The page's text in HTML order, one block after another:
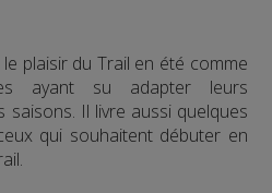
plaisir du Trail en été comme
ayant su adapter leurs
Il livre aussi quelques
qui souhaitent débuter en